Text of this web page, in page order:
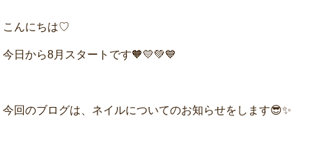
こんにちは♡
今日から8月スタートです🧡💛💚💙
今回のブログは、ネイルについてのお知らせをします😎✨